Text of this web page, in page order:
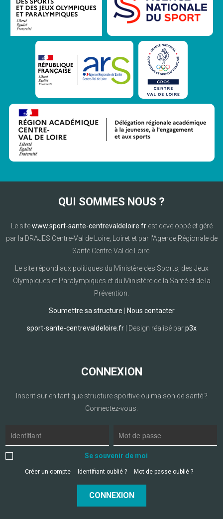
QUI SOMMES NOUS ?
Le sitewww.sport-sante-centrevaldeloire.frest developpé et géré
par la DRAJES Centre-Val de Loire, Loiret et par l'Agence Régionale de
Santé Centre-Val de Loire.
Le site répond aux politiques du Ministère des Sports, des Jeux
Olympiques et Paralympiques et du Ministère de la Santé et de la
Prévention.
Soumettre sa structure Nous contacter
sport-sante-centrevaldeloire.fr| Design réalisé parp3x
CONNEXION
Inscrit sur en tant que structure sportive ou maison de santé ?
Connectez-vous.
Se souvenir de moi
Créer un compte Identifiant oublié ? Mot de passe oublié ?
CONNEXION